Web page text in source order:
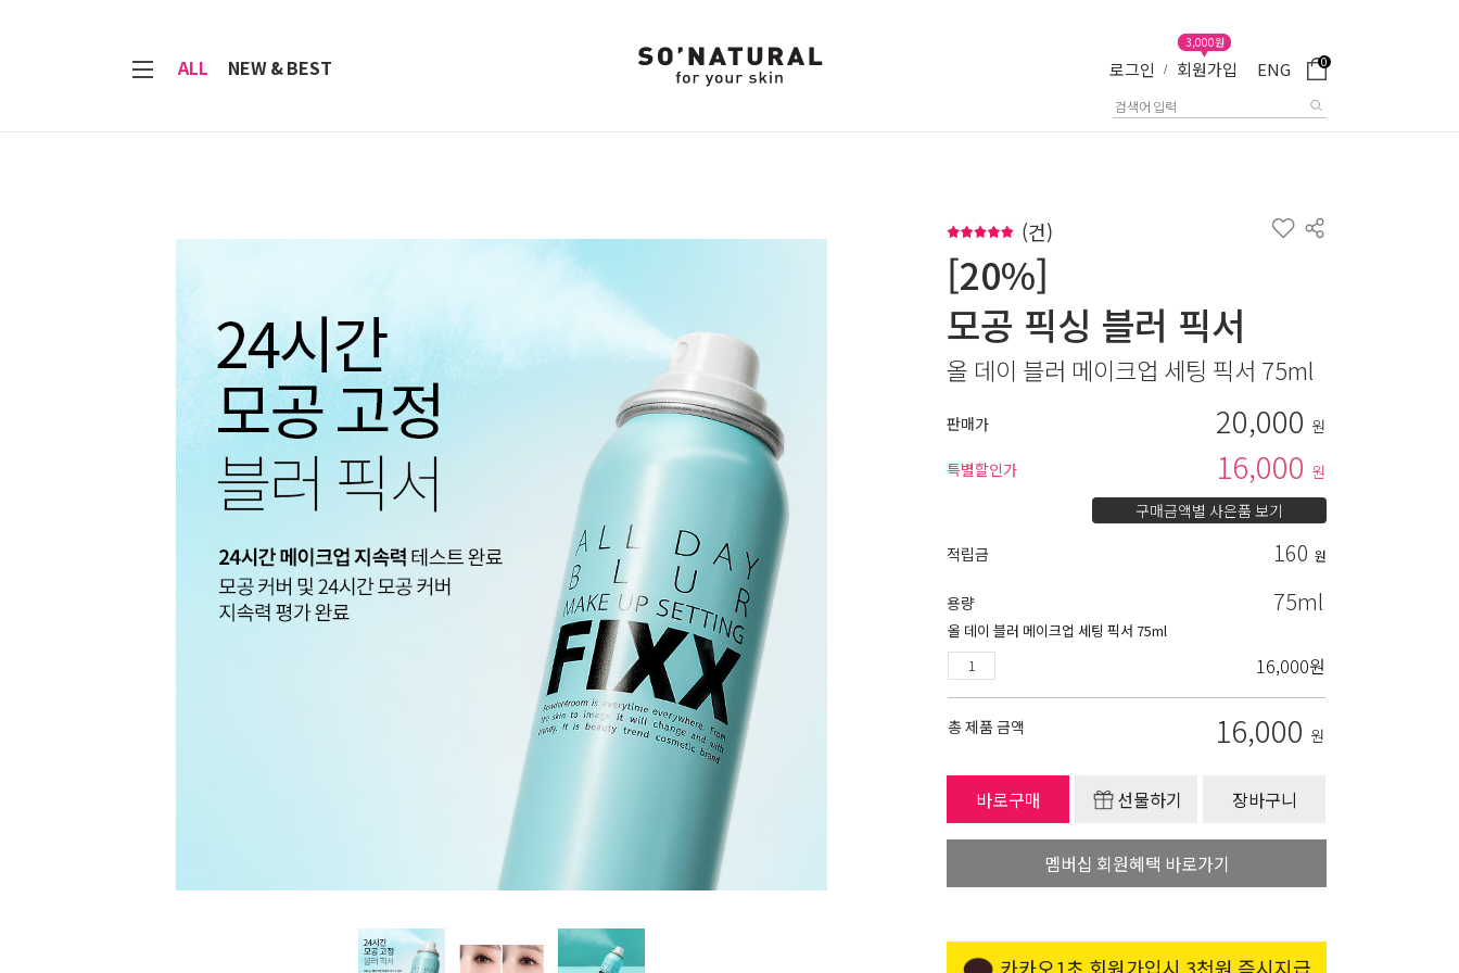
ALL NEW & BEST 로그인 / 회원가입
3,000원
ENG 0
(건)
[20%]
모공 픽싱 블러 픽서
올 데이 블러 메이크업 세팅 픽서 75ml
판매가 20,000 원
특별할인가
16,000 원
구매금액별 사은품 보기
적립금
160 원
용량 75ml
올 데이 블러 메이크업 세팅 픽서 75ml
16,000원
총 제품 금액 16,000 원
바로구매 선물하기 장바구니
멤버십 회원혜택 바로가기